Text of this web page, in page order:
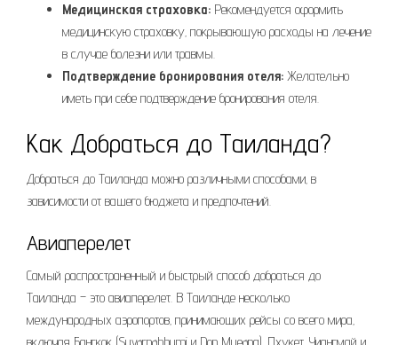
Медицинская страховка: Рекомендуется оформить
медицинскую страховку‚ покрывающую расходы на лечение
в случае болезни или травмы.
Подтверждение бронирования отеля: Желательно
иметь при себе подтверждение бронирования отеля.
Как Добраться до Таиланда?
Добраться до Таиланда можно различными способами‚ в
зависимости от вашего бюджета и предпочтений.
Авиаперелет
Самый распространенный и быстрый способ добраться до
Таиланда – это авиаперелет. В Таиланде несколько
международных аэропортов‚ принимающих рейсы со всего мира‚